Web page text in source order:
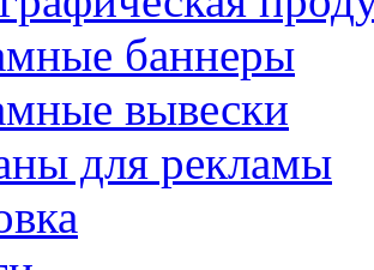
баннеры
вывески
для рекламы